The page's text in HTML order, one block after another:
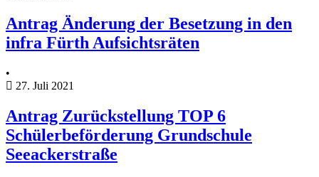
Antrag Änderung der Besetzung in den
infra Fürth Aufsichtsräten
•
27. Juli 2021
Antrag Zurückstellung TOP 6
Schülerbeförderung Grundschule
Seeackerstraße